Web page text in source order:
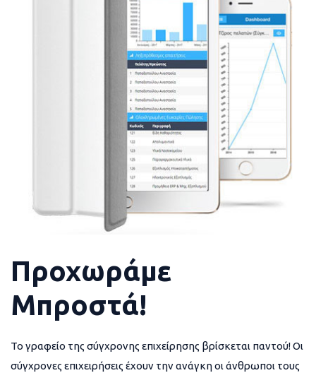
Προχωράμε
Μπροστά!
Το γραφείο της σύγχρονης επιχείρησης βρίσκεται παντού! Οι
σύγχρονες επιχειρήσεις έχουν την ανάγκη οι άνθρωποι τους